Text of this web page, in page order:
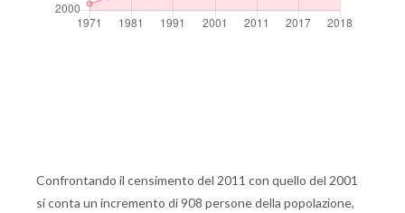
Confrontando il censimento del 2011 con quello del 2001
si conta un incremento di 908 persone della popolazione,